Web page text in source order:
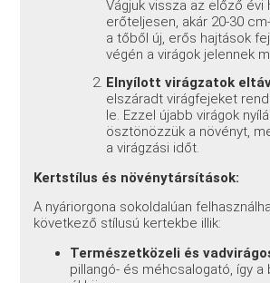
Vágjuk vissza az előző évi
erőteljesen, akár 20-30
a tőből új, erős hajtások
végén a virágok jelennek
Elnyílott virágzatok
elszáradt virágfejeket
le. Ezzel újabb virágok
ösztönözzük a növényt,
a virágzási időt.
Kertstílus és növénytársítások:
A nyáriorgona sokoldalúan
következő stílusú kertekbe illik:
Természetközeli és
pillangó- és méhcsalogató, így